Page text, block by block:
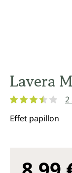
Lavera
2
Effet papillon